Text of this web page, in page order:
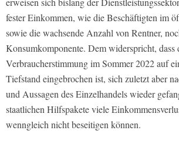
fester Einkommen, wie die Beschäftigten im
sowie die wachsende Anzahl von Rentner,
Konsumkomponente. Dem widerspricht, dass
Verbraucherstimmung im Sommer 2022 auf
Tiefstand eingebrochen ist, sich zuletzt aber
und Aussagen des Einzelhandels wieder
staatlichen Hilfspakete viele
wenngleich nicht beseitigen können.